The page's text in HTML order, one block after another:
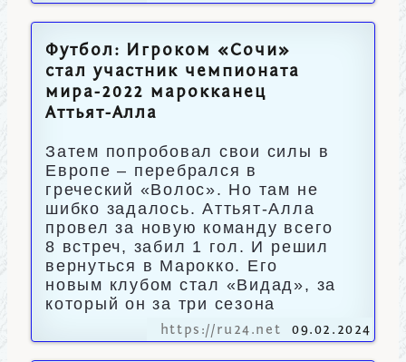
Футбол: Игроком «Сочи»
стал участник чемпионата
мира-2022 марокканец
Аттьят-Алла
Затем попробовал свои силы в
Европе – перебрался в
греческий «Волос». Но там не
шибко задалось. Аттьят-Алла
провел за новую команду всего
8 встреч, забил 1 гол. И решил
вернуться в Марокко. Его
новым клубом стал «Видад», за
который он за три сезона
https://ru24.net 09.02.2024